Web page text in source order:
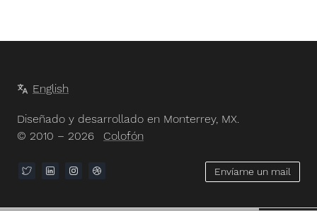
English
Diseñado y desarrollado en Monterrey, MX.
© 2010 – 2026
Colofón
Envíame un mail